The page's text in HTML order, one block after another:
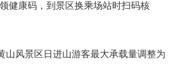
健康码，到景区换乘场站时扫码核
山风景区日进山游客最大承载量调整为